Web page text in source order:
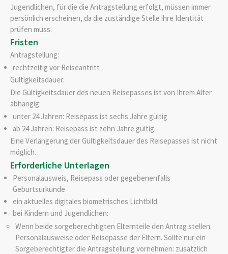
Jugendlichen, für die die Antragstellung erfolgt, müssen immer
persönlich erscheinen, da die zuständige Stelle ihre Identität
prüfen muss.
Fristen
Antragstellung:
rechtzeitig vor Reiseantritt
Gültigkeitsdauer:
Die Gültigkeitsdauer des neuen Reisepasses ist von Ihrem Alter
abhängig:
unter 24 Jahren: Reisepass ist sechs Jahre gültig
ab 24 Jahren: Reisepass ist zehn Jahre gültig.
Eine Verlängerung der Gültigkeitsdauer des Reisepasses ist nicht
möglich.
Erforderliche Unterlagen
Personalausweis, Reisepass oder gegebenenfalls
Geburtsurkunde
ein aktuelles digitales biometrisches Lichtbild
bei Kindern und Jugendlichen:
Wenn beide sorgeberechtigten Elternteile den Antrag stellen:
Personalausweise oder Reisepässe der Eltern. Sollte nur ein
Sorgeberechtigter die Antragstellung vornehmen: zusätzlich